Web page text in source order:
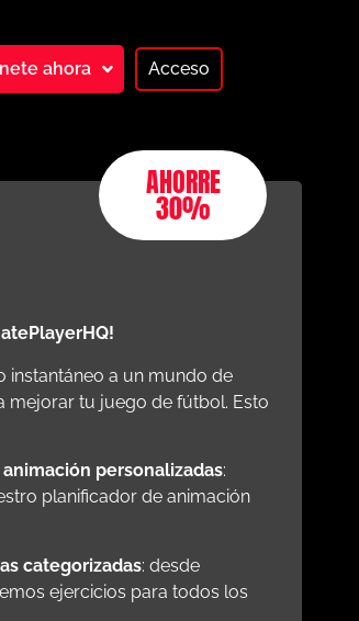
ahora Acceso
AHORRE
30%
instantáneo a un mundo de
mejorar tu juego de fútbol. Esto
personalizadas:
planificador de animación
categorizadas: desde
ejercicios para todos los